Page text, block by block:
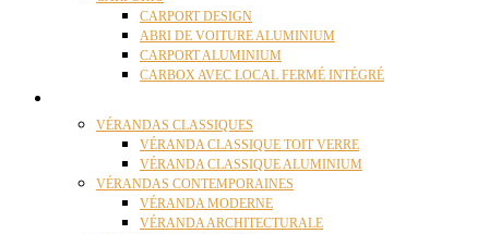
CARPORT DESIGN
ABRI DE VOITURE ALUMINIUM
CARPORT ALUMINIUM
CARBOX AVEC LOCAL FERMÉ INTÉGRÉ
VÉRANDAS CLASSIQUES
VÉRANDA CLASSIQUE TOIT VERRE
VÉRANDA CLASSIQUE ALUMINIUM
VÉRANDAS CONTEMPORAINES
VÉRANDA MODERNE
VÉRANDA ARCHITECTURALE